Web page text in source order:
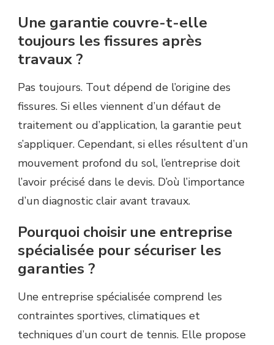
Une garantie couvre-t-elle
toujours les fissures après
travaux ?
Pas toujours. Tout dépend de l’origine des
fissures. Si elles viennent d’un défaut de
traitement ou d’application, la garantie peut
s’appliquer. Cependant, si elles résultent d’un
mouvement profond du sol, l’entreprise doit
l’avoir précisé dans le devis. D’où l’importance
d’un diagnostic clair avant travaux.
Pourquoi choisir une entreprise
spécialisée pour sécuriser les
garanties ?
Une entreprise spécialisée comprend les
contraintes sportives, climatiques et
techniques d’un court de tennis. Elle propose